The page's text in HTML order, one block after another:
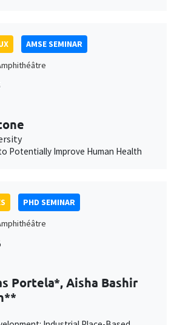
AMSE SEMINAR
Potentially Improve Human Health
PHD SEMINAR
Portela*, Aisha Bashir